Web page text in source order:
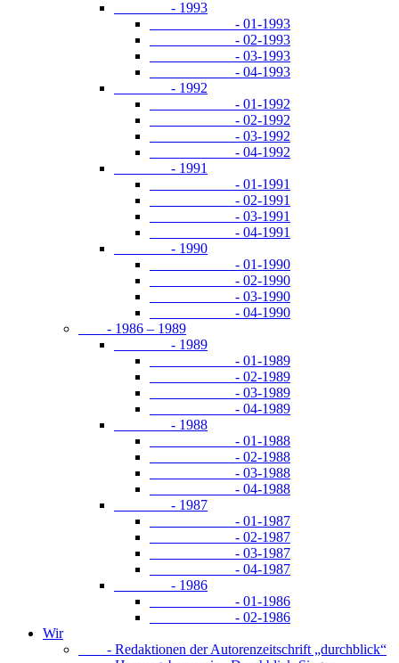
- 1993
- 01-1993
- 02-1993
- 03-1993
- 04-1993
- 1992
- 01-1992
- 02-1992
- 03-1992
- 04-1992
- 1991
- 01-1991
- 02-1991
- 03-1991
- 04-1991
- 1990
- 01-1990
- 02-1990
- 03-1990
- 04-1990
- 1986 – 1989
- 1989
- 01-1989
- 02-1989
- 03-1989
- 04-1989
- 1988
- 01-1988
- 02-1988
- 03-1988
- 04-1988
- 1987
- 01-1987
- 02-1987
- 03-1987
- 04-1987
- 1986
- 01-1986
- 02-1986
Wir
- Redaktionen der Autorenzeitschrift „durchblick“